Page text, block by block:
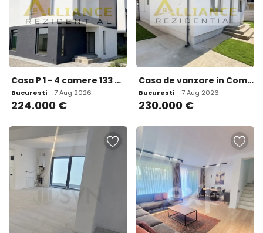
Casa P 1 - 4 camere 133 mp utili Teren
Bucuresti- 7 Aug 2026
224.000 €
Casa de vanzare in Comuna Berceni - Zona Aviatorilor
Bucuresti- 7 Aug 2026
230.000 €